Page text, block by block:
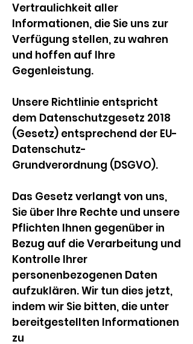
Vertraulichkeit aller
Informationen, die Sie uns zur
Verfügung stellen, zu wahren
und hoffen auf Ihre
Gegenleistung.
Unsere Richtlinie entspricht
dem Datenschutzgesetz 2018
(Gesetz) entsprechend der EU-
Datenschutz-
Grundverordnung (DSGVO).
Das Gesetz verlangt von uns,
Sie über Ihre Rechte und unsere
Pflichten Ihnen gegenüber in
Bezug auf die Verarbeitung und
Kontrolle Ihrer
personenbezogenen Daten
aufzuklären. Wir tun dies jetzt,
indem wir Sie bitten, die unter
bereitgestellten Informationen
zu